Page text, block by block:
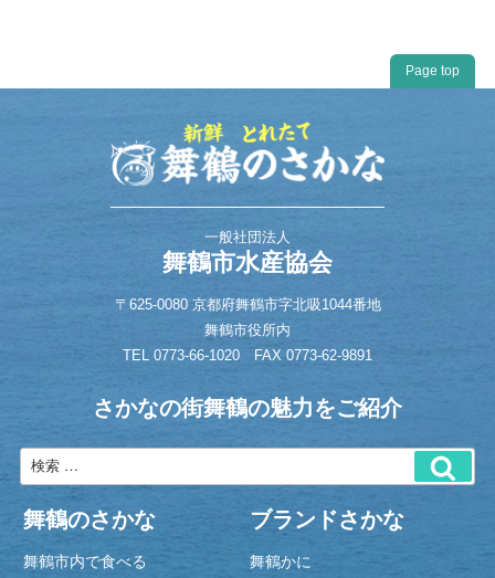
Page top
一般社団法人
舞鶴市水産協会
〒625-0080 京都府舞鶴市字北吸1044番地
舞鶴市役所内
TEL 0773-66-1020 FAX 0773-62-9891
さかなの街舞鶴の魅力をご紹介
舞鶴のさかな
舞鶴市内で食べる
ブランドさかな
舞鶴かに